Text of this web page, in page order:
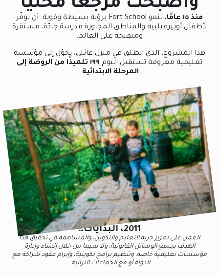
وأصبحت مرجعًا محليًا
منذ ١٥ عامًا
، تنمو Fort School برؤية بسيطة وقوية: أن توفّر
لأطفال أوبيرفيلييه والمناطق المجاورة مدرسة جادّة، مستقرة
ومنفتحة على العالم.
هذا المشروع، الذي انطلق في منزل عائلي، تحوّل إلى مؤسسة
تعليمية معروفة تستقبل اليوم
١٩٩ تلميذًا من الروضة إلى
المرحلة الابتدائية.
2011، البدايات…
العمل على تعزيز حرية التعليم والتكوين، والمساهمة في تحقيق هذا
الهدف بجميع الوسائل القانونية، ولا سيما من خلال إنشاء وإدارة
مؤسسات تعليمية خاصة، وتنظيم برامج تكوينية، وإبرام عقود شراكة مع
الدولة أو مع الجماعات الترابية.